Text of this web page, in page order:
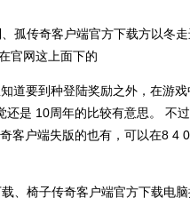
孤传奇客户端官方下载方以冬
官网这上面下的
要到种登陆奖励之外，在游戏
还是 10周年的比较有意思。 不
客户端失版的也有，可以在8 4
、椅子传奇客户端官方下载电